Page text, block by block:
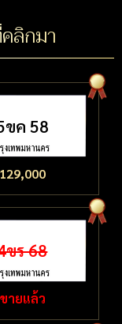
ลิกมา
ขค 58
129,000
ขร 68
ขายแล้ว